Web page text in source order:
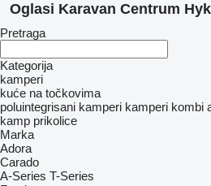
Oglasi Karavan Centrum
Pretraga
Kategorija
kamperi
kuće na točkovima
poluintegrisani kamperi kamperi kombi
kamp prikolice
Marka
Adora
Carado
A-Series T-Series